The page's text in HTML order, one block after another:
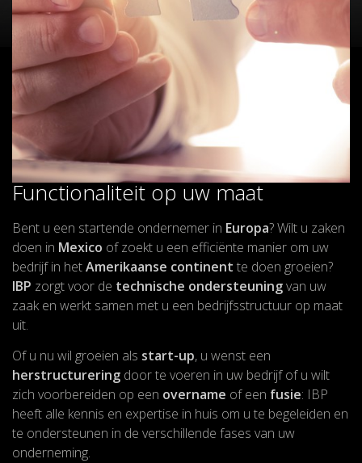
Functionaliteit op uw maat
Bent u een startende ondernemer in Europa? Wilt u zaken
doen in Mexico of zoekt u een efficiënte manier om uw
bedrijf in hetAmerikaanse continent te doen groeien?
IBP zorgt voor de technische ondersteuningvan uw
zaak en werkt samen met u een bedrijfsstructuur op maat
uit.
Of u nu wil groeien als start-up, u wenst een
herstructurering door te voeren in uw bedrijf of u wilt
zich voorbereiden op een overname of een fusie: IBP
heeft alle kennis en expertise in huis om u te begeleiden en
te ondersteunen in de verschillende fases van uw
onderneming.